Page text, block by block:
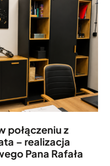
połączeniu z
– realizacja
Pana Rafała